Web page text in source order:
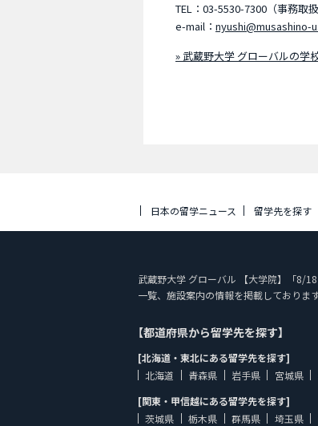
TEL：03-5530-7300（事務取
e-mail： nyushi@musashino-
» 武蔵野大学 グローバルの学
日本の留学ニュース 留学先を探す
武蔵野大学 グローバル 【大学院】「8/
一覧、施設案内の情報を掲載しておりま
【都道府県から留学先を探す】
[北海道・東北にある留学先を探す]
北海道
青森県 岩手県 宮城県
[関東・甲信越にある留学先を探す]
茨城県
栃木県 群馬県 埼玉県